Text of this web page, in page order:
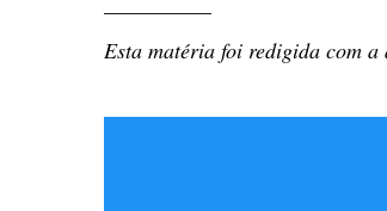
Esta matéria foi redigida com